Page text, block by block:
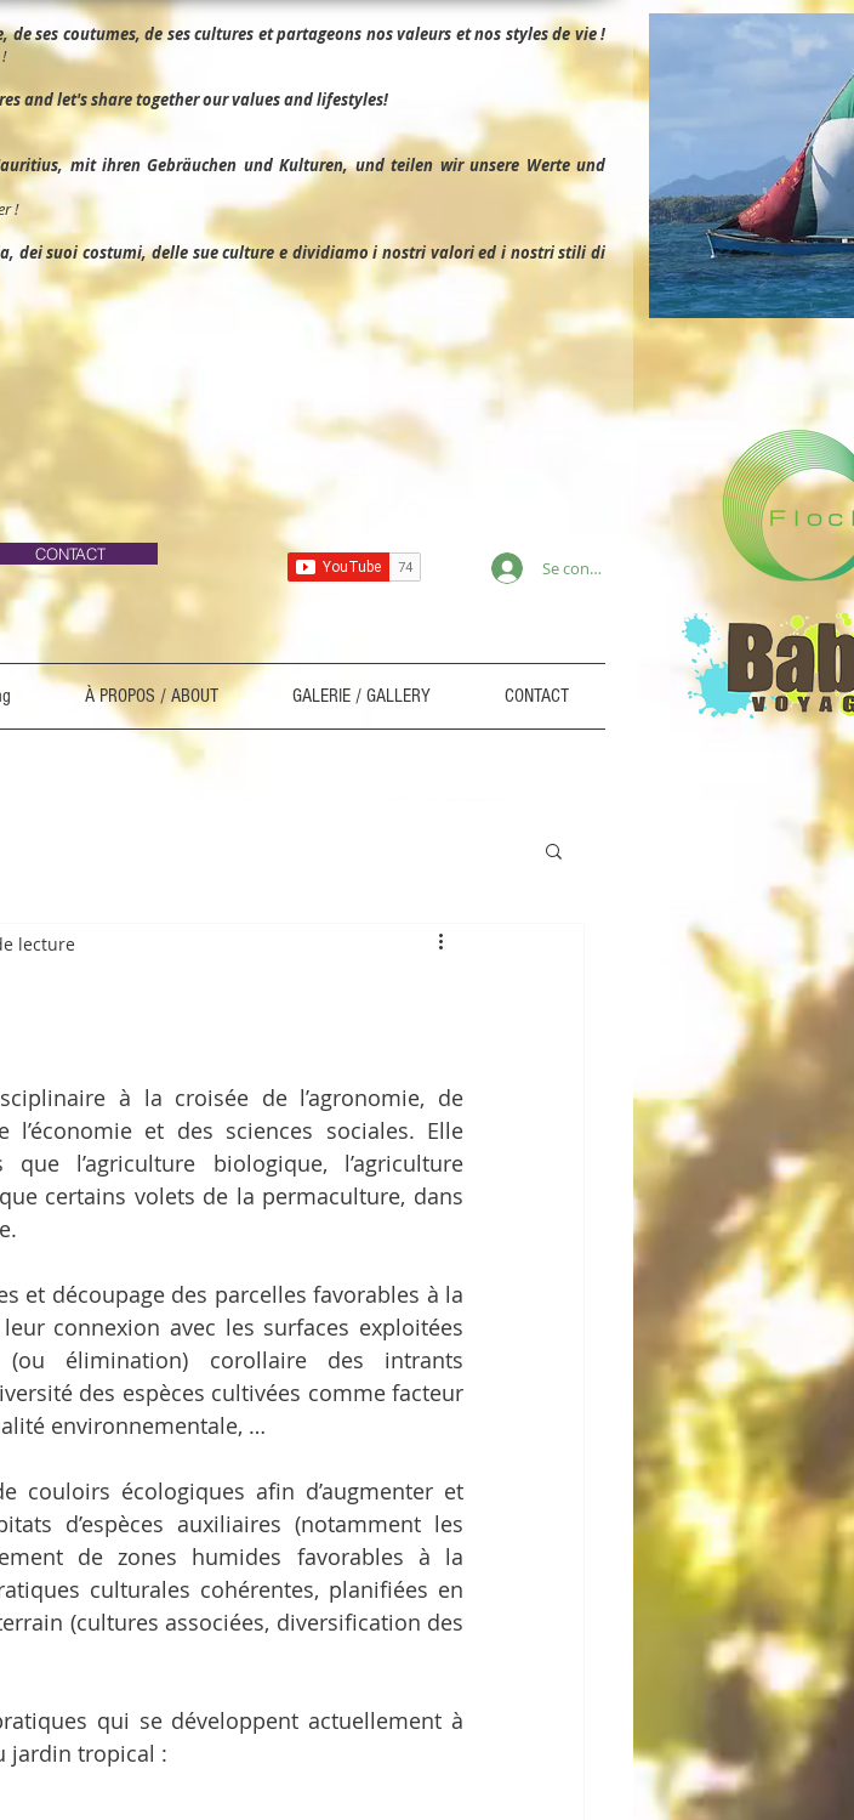
ses coutumes, de ses cultures et partageons nos valeurs et nos styles de vie !
and let's share together our values and lifestyles!
mit ihren Gebräuchen und Kulturen, und teilen wir unsere Werte und
!
dei suoi costumi, delle sue culture e dividiamo i nostri valori ed i nostri stili di
CONTACT
Se connecter
À PROPOS / ABOUT GALERIE / GALLERY CONTACT
lecture
à la croisée de l’agronomie, de
l’économie et des sciences sociales. Elle
l’agriculture biologique, l’agriculture
certains volets de la permaculture, dans
et découpage des parcelles favorables à la
connexion avec les surfaces exploitées
élimination) corollaire des intrants
des espèces cultivées comme facteur
environnementale, …
couloirs écologiques afin d’augmenter et
d’espèces auxiliaires (notamment les
de zones humides favorables à la
culturales cohérentes, planifiées en
(cultures associées, diversification des
qui se développent actuellement à
jardin tropical :